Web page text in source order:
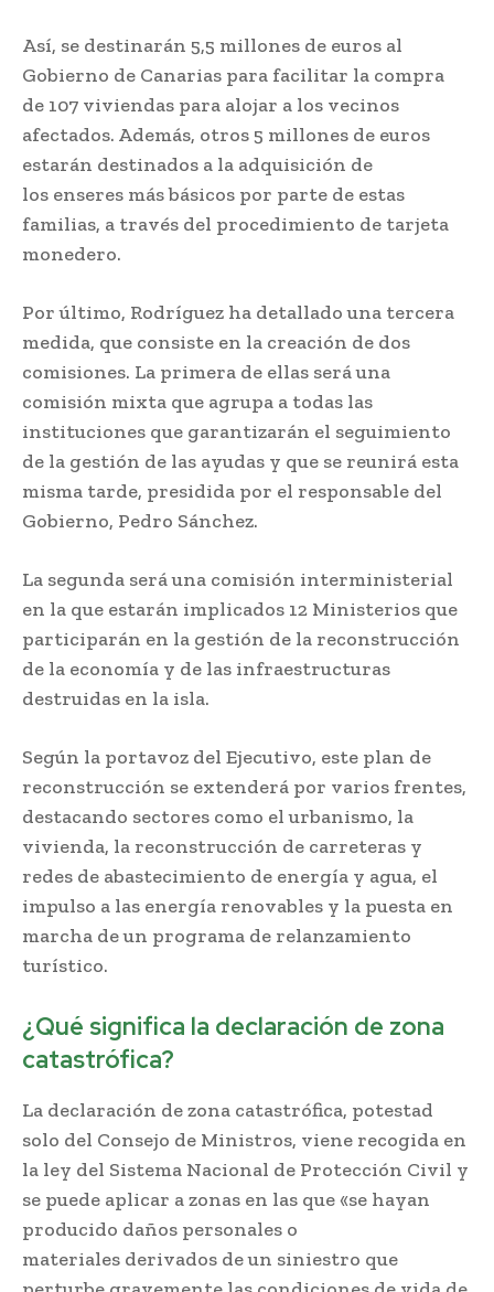
Así, se destinarán 5,5 millones de euros al
Gobierno de Canarias para facilitar la compra
de 107 viviendas para alojar a los vecinos
afectados. Además, otros 5 millones de euros
estarán destinados a la adquisición de
los enseres más básicos por parte de estas
familias, a través del procedimiento de tarjeta
monedero.
Por último, Rodríguez ha detallado una tercera
medida, que consiste en la creación de dos
comisiones. La primera de ellas será una
comisión mixta que agrupa a todas las
instituciones que garantizarán el seguimiento
de la gestión de las ayudas y que se reunirá esta
misma tarde, presidida por el responsable del
Gobierno, Pedro Sánchez.
La segunda será una comisión interministerial
en la que estarán implicados 12 Ministerios que
participarán en la gestión de la reconstrucción
de la economía y de las infraestructuras
destruidas en la isla.
Según la portavoz del Ejecutivo, este plan de
reconstrucción se extenderá por varios frentes,
destacando sectores como el urbanismo, la
vivienda, la reconstrucción de carreteras y
redes de abastecimiento de energía y agua, el
impulso a las energía renovables y la puesta en
marcha de un programa de relanzamiento
turístico.
¿Qué significa la declaración de zona
catastrófica?
La declaración de zona catastrófica, potestad
solo del Consejo de Ministros, viene recogida en
la ley del Sistema Nacional de Protección Civil y
se puede aplicar a zonas en las que «se hayan
producido daños personales o
materiales derivados de un siniestro que